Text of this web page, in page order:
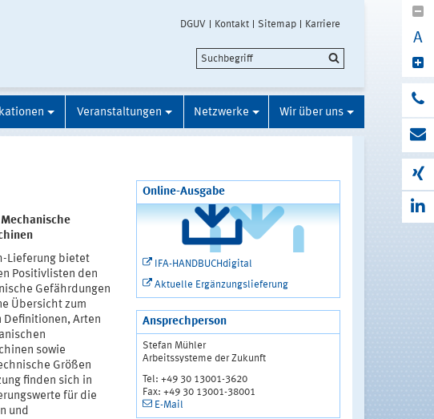
DGUV Kontakt Sitemap Karriere
A
Veranstaltungen Netzwerke Wir über uns
Mechanische
Lieferung bietet
Positivlisten den
Gefährdungen
Übersicht zum
Definitionen, Arten
sowie
Größen
finden sich in
für die
und
Online-Ausgabe
IFA-HANDBUCHdigital
Aktuelle Ergänzungslieferung
Ansprechperson
Stefan Mühler
Arbeitssysteme der Zukunft
Tel: +49 30 13001-3620
Fax: +49 30 13001-38001
E-Mail